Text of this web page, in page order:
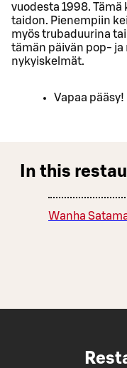
vuodesta 1998.
taidon. Pienempiin
myös trubaduurina
tämän päivän pop-
nykyiskelmät.
Vapaa pääsy!
In this
Wanha